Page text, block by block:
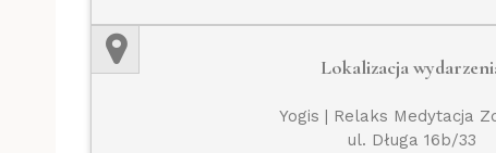
Lokalizacja
Yogis | Relaks Medytacja
ul. Długa 16b/33